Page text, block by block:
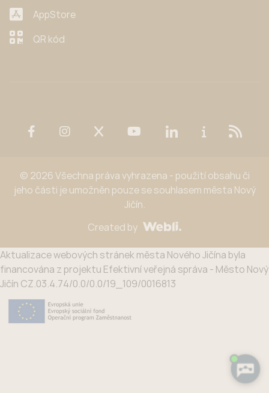
AppStore
QR kód
© 2026 Všechna práva vyhrazena - použití obsahu či
jeho části je umožněn pouze se souhlasem města Nový
Jičín.
Created by
Aktualizace webových stránek města Nového Jičína byla
financována z projektu Efektivní veřejná správa - Město Nový
Jičín CZ.03.4.74/0.0/0.0/19_109/0016813